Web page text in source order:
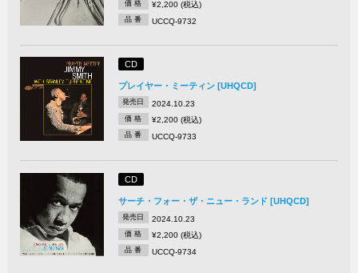
価 格 ¥2,200 (税込)
品 番 UCCQ-9732
CD
プレイヤー・ミーティン [UHQCD]
発売日 2024.10.23
価 格 ¥2,200 (税込)
品 番 UCCQ-9733
CD
サーチ・フォー・ザ・ニュー・ランド [UHQCD]
発売日 2024.10.23
価 格 ¥2,200 (税込)
品 番 UCCQ-9734